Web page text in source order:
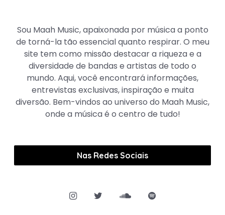
Sou Maah Music, apaixonada por música a ponto
de torná-la tão essencial quanto respirar. O meu
site tem como missão destacar a riqueza e a
diversidade de bandas e artistas de todo o
mundo. Aqui, você encontrará informações,
entrevistas exclusivas, inspiração e muita
diversão. Bem-vindos ao universo do Maah Music,
onde a música é o centro de tudo!
Nas Redes Sociais